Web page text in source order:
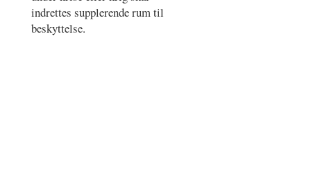
indrettes supplerende rum til
beskyttelse.